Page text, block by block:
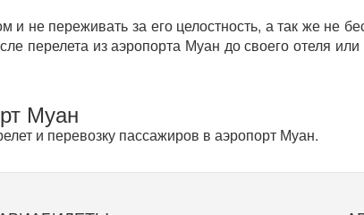
не переживать за его целостность, а так же не
перелета из аэропорта Муан до своего отеля
Муан
и перевозку пассажиров в аэропорт Муан.